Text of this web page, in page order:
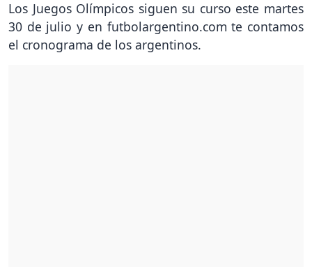
Los Juegos Olímpicos siguen su curso este martes
30 de julio y en futbolargentino.com te contamos
el cronograma de los argentinos.